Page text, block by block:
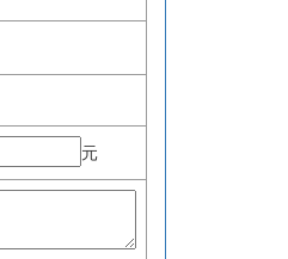
元